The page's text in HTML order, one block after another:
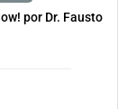
por Dr. Fausto